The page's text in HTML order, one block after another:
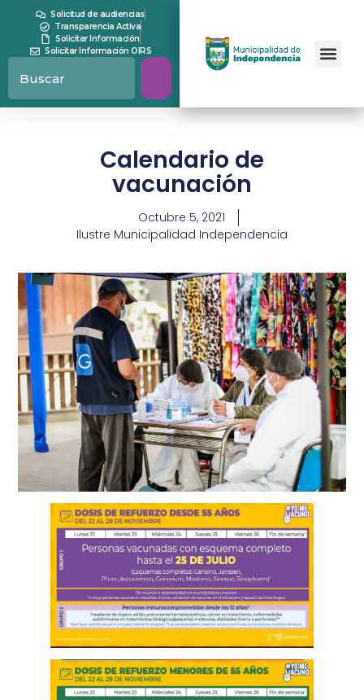
Solicitud de audiencias
Transparencia Activa
Solicitar Información
Solicitar Información OIRS
Calendario de
vacunación
Octubre 5, 2021
Ilustre Municipalidad Independencia